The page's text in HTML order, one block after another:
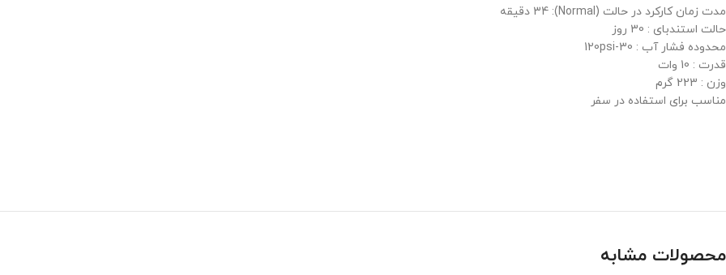
مدت زمان کارکرد در حالت (Normal): 34 دقیقه
حالت استندبای : 30 روز
محدوده فشار آب : 30-120psi
قدرت : 10 وات
وزن : 223 گرم
مناسب برای استفاده در سفر
محصولات مشابه